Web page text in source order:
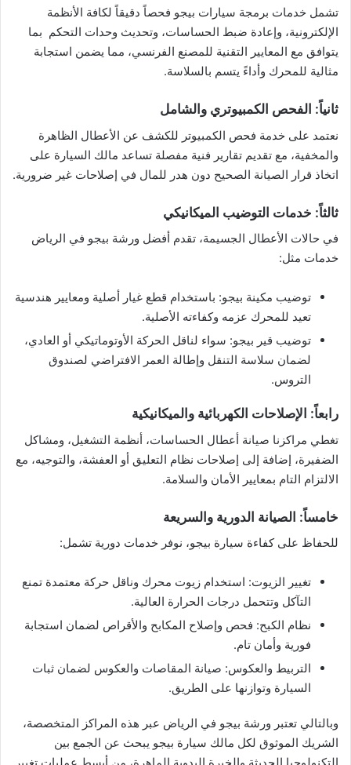
تشمل خدمات برمجة سيارات بيجو فحصاً دقيقاً لكافة الأنظمة
الإلكترونية، وإعادة ضبط الحساسات، وتحديث وحدات التحكم بما
يتوافق مع المعايير التقنية للمصنع الفرنسي، مما يضمن استجابة
مثالية للمحرك وأداءً يتسم بالسلاسة.
ثانياً: الفحص الكمبيوتري والشامل
نعتمد على خدمة فحص الكمبيوتر للكشف عن الأعطال الظاهرة
والمخفية، مع تقديم تقارير فنية مفصلة تساعد مالك السيارة على
اتخاذ قرار الصيانة الصحيح دون هدر للمال في إصلاحات غير ضرورية.
ثالثاً: خدمات التوضيب الميكانيكي
في حالات الأعطال الجسيمة، تقدم أفضل ورشة بيجو في الرياض
خدمات مثل:
توضيب مكينة بيجو: باستخدام قطع غيار أصلية ومعايير هندسية
تعيد للمحرك عزمه وكفاءته الأصلية.
توضيب قير بيجو: سواء لناقل الحركة الأوتوماتيكي أو العادي،
لضمان سلاسة التنقل وإطالة العمر الافتراضي لصندوق
التروس.
رابعاً: الإصلاحات الكهربائية والميكانيكية
تغطي مراكزنا صيانة أعطال الحساسات، أنظمة التشغيل، ومشاكل
الضفيرة، إضافة إلى إصلاحات نظام التعليق أو العفشة، والتوجيه، مع
الالتزام التام بمعايير الأمان والسلامة.
خامساً: الصيانة الدورية والسريعة
للحفاظ على كفاءة سيارة بيجو، نوفر خدمات دورية تشمل:
تغيير الزيوت: استخدام زيوت محرك وناقل حركة معتمدة تمنع
التآكل وتتحمل درجات الحرارة العالية.
نظام الكبح: فحص وإصلاح المكابح والأقراص لضمان استجابة
فورية وأمان تام.
التربيط والعكوس: صيانة المقاصات والعكوس لضمان ثبات
السيارة وتوازنها على الطريق.
وبالتالي تعتبر ورشة بيجو في الرياض عبر هذه المراكز المتخصصة،
الشريك الموثوق لكل مالك سيارة بيجو يبحث عن الجمع بين